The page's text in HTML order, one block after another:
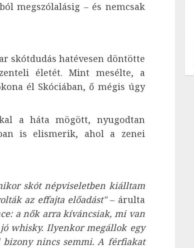
megszólalásig – és nemcsak
skótdudás hatévesen döntötte
életét. Mint mesélte, a
él Skóciában, ő mégis úgy
a háta mögött, nyugodtan
is elismerik, ahol a zenei
skót népviseletben kiálltam
az effajta előadást"– árulta
a nők arra kíváncsiak, mi van
whisky. Ilyenkor megállok egy
nincs semmi. A férfiakat